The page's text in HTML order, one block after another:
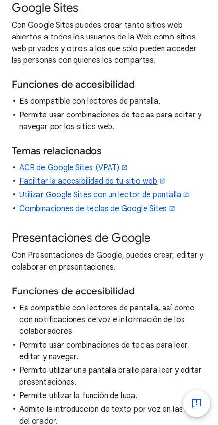
Google Sites
Con Google Sites puedes crear tanto sitios web
abiertos a todos los usuarios de la Web como sitios
web privados y otros a los que solo pueden acceder
las personas con quienes los compartas.
Funciones de accesibilidad
Es compatible con lectores de pantalla.
Permite usar combinaciones de teclas para editar y
navegar por los sitios web.
Temas relacionados
ACR de Google Sites (VPAT)
Facilitar la accesibilidad de tu sitio web
Utilizar Google Sites con un lector de pantalla
Combinaciones de teclas de Google Sites
Presentaciones de Google
Con Presentaciones de Google, puedes crear, editar y
colaborar en presentaciones.
Funciones de accesibilidad
Es compatible con lectores de pantalla, así como
con notificaciones de voz e información de los
colaboradores.
Permite usar combinaciones de teclas para leer,
editar y navegar.
Permite utilizar una pantalla braille para leer y editar
presentaciones.
Permite utilizar la función de lupa.
Admite la introducción de texto por voz en las notas
del orador.